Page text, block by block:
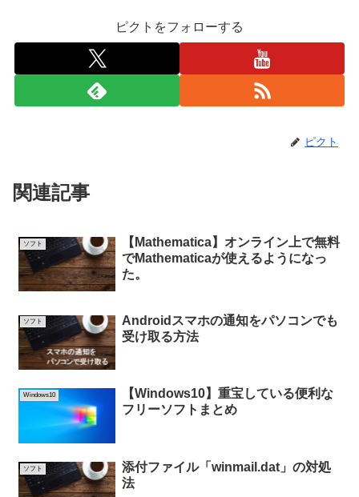
ピクトをフォローする
ピクト
関連記事
ソフト
【Mathematica】オンライン上で無料
でMathematicaが使えるようになっ
た。
ソフト
Androidスマホの通知をパソコンでも
受け取る方法
Windows10
【Windows10】重宝している便利な
フリーソフトまとめ
ソフト
添付ファイル「winmail.dat」の対処
法